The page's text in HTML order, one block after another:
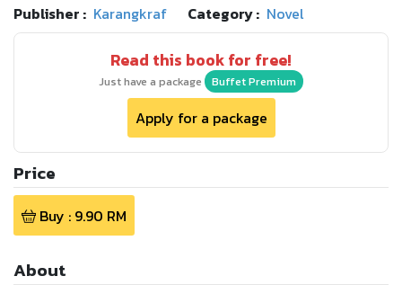
Publisher : Karangkraf Category : Novel
Read this book for free!
Just have a package Buffet Premium
Apply for a package
Price
Buy : 9.90 RM
About